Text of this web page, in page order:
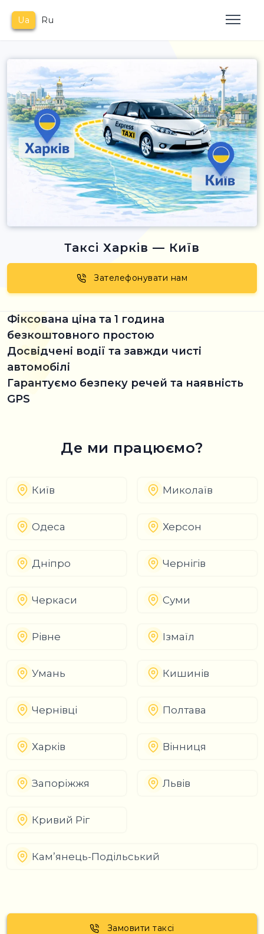
Ua Ru
Таксі Харків — Київ
Зателефонувати нам
Фіксована ціна та 1 година
безкоштовного простою
Досвідчені водії та завжди чисті
автомобілі
Гарантуємо безпеку речей та наявність
GPS
Де ми працюємо?
Київ Миколаїв
Одеса Херсон
Дніпро Чернігів
Черкаси Суми
Рівне Ізмаїл
Умань Кишинів
Чернівці Полтава
Харків Вінниця
Запоріжжя Львів
Кривий Ріг
Кам’янець-Подільський
Замовити таксі